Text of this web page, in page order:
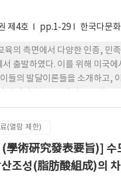
제4호 pp.1-29 한국다문
육의 측면에서 다양한 인종, 민
출발하였다. 이를 위해 미국
들의 발달이론들을 소개하고,
정체성을 역동적으로 바라보
본다는 특징을 가지고 있다는
련될 수 있다는 점을 들어 민족
지막으로, 민족․문 화 정체성
이해를 위한 연구에서 어떻게 적
(열람 제한)
(學術硏究發表要旨)]
조성(脂肪酸組成)의